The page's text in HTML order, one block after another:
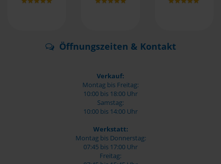
Öffnungszeiten & Kontakt
Verkauf:
Montag bis Freitag:
10:00 bis 18:00 Uhr
Samstag:
10:00 bis 14:00 Uhr
Werkstatt:
Montag bis Donnerstag:
07:45 bis 17:00 Uhr
Freitag: